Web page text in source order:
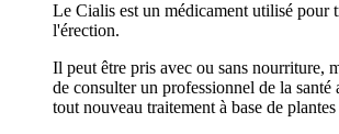
Le Cialis est un médicament utilisé pour
l'érection.
Il peut être pris avec ou sans nourriture,
de consulter un professionnel de la santé
tout nouveau traitement à base de